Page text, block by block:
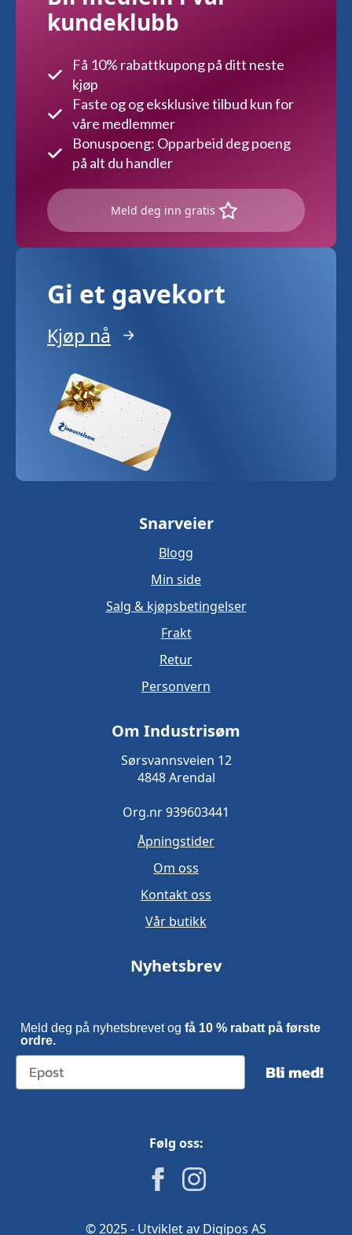
kundeklubb
Få 10% rabattkupong på ditt neste
kjøp
Faste og og eksklusive tilbud kun for
våre medlemmer
Bonuspoeng: Opparbeid deg poeng
på alt du handler
Meld deg inn gratis
Gi et gavekort
Kjøp nå
Snarveier
Blogg
Min side
Salg & kjøpsbetingelser
Frakt
Retur
Personvern
Om Industrisøm
Sørsvannsveien 12
4848 Arendal
Org.nr 939603441
Åpningstider
Om oss
Kontakt oss
Vår butikk
Nyhetsbrev
Meld deg på nyhetsbrevet og få 10 % rabatt på første
ordre.
Bli med!
Følg oss:
© 2025 - Utviklet av Digipos AS